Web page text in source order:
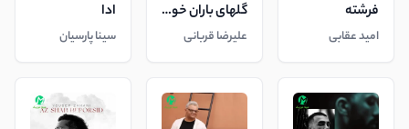
فرشته
امید عقابی
گلهای باران خورده
علیرضا قربانی
ادا
سینا پارسیان